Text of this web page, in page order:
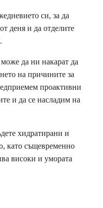
си, за да
деня и да отделите
да ни накарат да
на причините за
проактивни
и да се насладим на
хидратирани и
като същевременно
високи и умората